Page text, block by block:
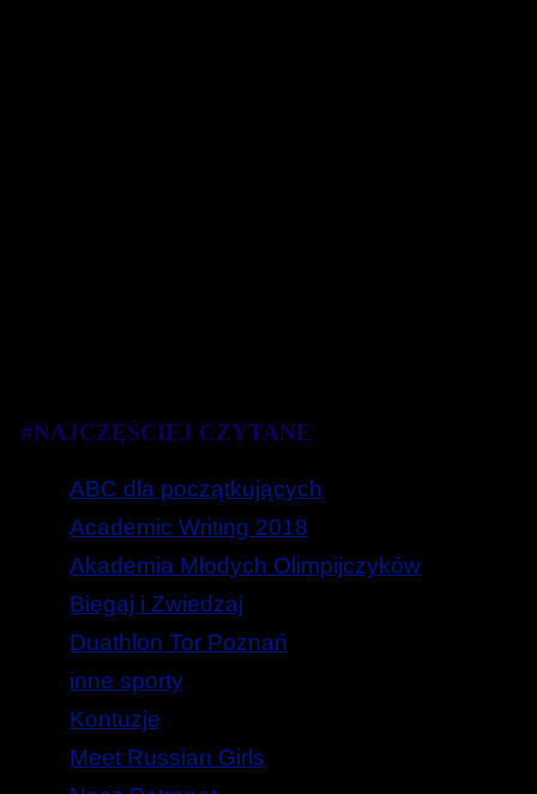
#NAJCZĘŚCIEJ CZYTANE
ABC dla początkujących
Academic Writing 2018
Akademia Młodych Olimpijczyków
Biegaj i Zwiedzaj
Duathlon Tor Poznań
inne sporty
Kontuzje
Meet Russian Girls